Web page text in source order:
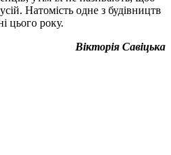
Натомість одне з будівництв
цього року.
Вікторія Савіцька